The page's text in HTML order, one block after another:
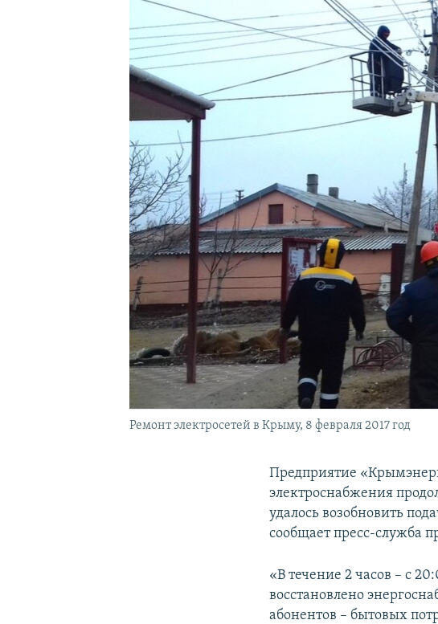
КРЫМ.НЕПОКОРЕННЫЙ
УКРАИНСКАЯ ПРОБЛЕМА КРЫМА
Ремонт электросетей в Крыму, 8 февраля 2017 год
Предприятие
электроснабжения
удалось возобновить
сообщает пресс-служба
«В течение 2 часов – с
восстановлено
абонентов – бытовых